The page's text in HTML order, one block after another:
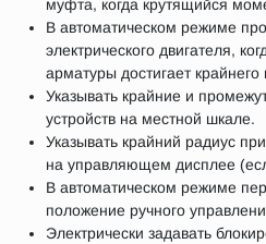
муфта, когда крутящийся
В автоматическом режиме
электрического двигателя,
арматуры достигает
Указывать крайние и
устройств на местной шкале.
Указывать крайний радиус
на управляющем дисплее
В автоматическом режиме
положение ручного
Электрически задавать